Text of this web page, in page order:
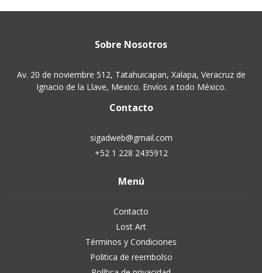
Sobre Nosotros
Av. 20 de noviembre 512, Tatahuicapan, Xalapa, Veracruz de
Ignacio de la Llave, Mexico. Envíos a todo México.
Contacto
sigadweb@gmail.com
+52 1 228 2435912
Menú
Contacto
Lost Art
Términos y Condiciones
Politica de reembolso